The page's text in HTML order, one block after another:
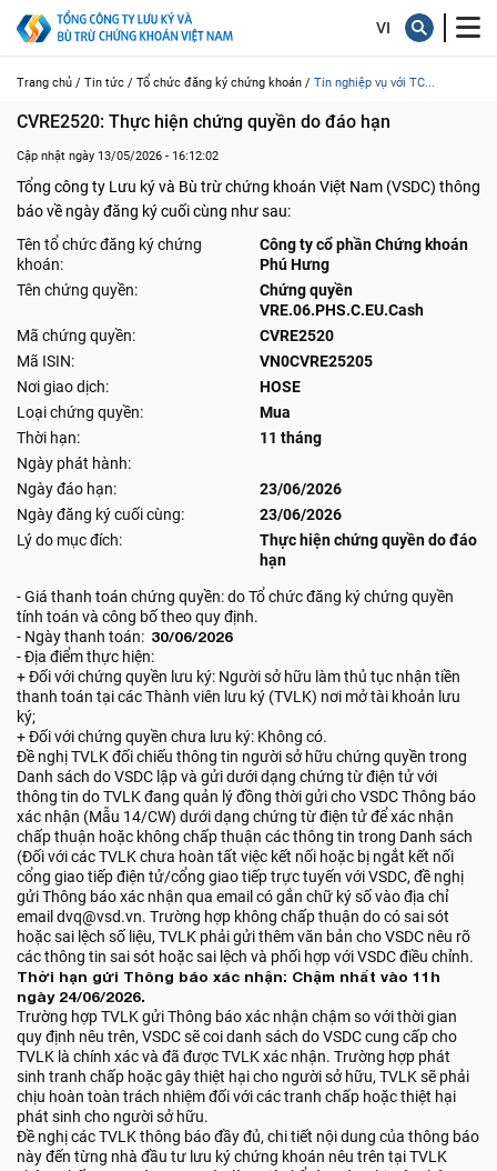
Trang chủ / Tin tức / Tổ chức đăng ký chứng khoán / Tin nghiệp vụ với TC...
CVRE2520: Thực hiện chứng quyền do đáo hạn
Cập nhật ngày 13/05/2026 - 16:12:02
Tổng công ty Lưu ký và Bù trừ chứng khoán Việt Nam (VSDC) thông
báo về ngày đăng ký cuối cùng như sau:
Tên tổ chức đăng ký chứng
khoán:
Công ty cổ phần Chứng khoán
Phú Hưng
Tên chứng quyền:
Chứng quyền
VRE.06.PHS.C.EU.Cash
Mã chứng quyền:
CVRE2520
Mã ISIN:
VN0CVRE25205
Nơi giao dịch:
HOSE
Loại chứng quyền:
Mua
Thời hạn:
11 tháng
Ngày phát hành:
Ngày đáo hạn:
23/06/2026
Ngày đăng ký cuối cùng:
23/06/2026
Lý do mục đích:
Thực hiện chứng quyền do đáo
hạn
- Giá thanh toán chứng quyền: do Tổ chức đăng ký chứng quyền
tính toán và công bố theo quy định.
- Ngày thanh toán: 30/06/2026
- Địa điểm thực hiện:
+ Đối với chứng quyền lưu ký: Người sở hữu làm thủ tục nhận tiền
thanh toán tại các Thành viên lưu ký (TVLK) nơi mở tài khoản lưu
ký;
+ Đối với chứng quyền chưa lưu ký: Không có.
Đề nghị TVLK đối chiếu thông tin người sở hữu chứng quyền trong
Danh sách do VSDC lập và gửi dưới dạng chứng từ điện tử với
thông tin do TVLK đang quản lý đồng thời gửi cho VSDC Thông báo
xác nhận (Mẫu 14/CW) dưới dạng chứng từ điện tử để xác nhận
chấp thuận hoặc không chấp thuận các thông tin trong Danh sách
(Đối với các TVLK chưa hoàn tất việc kết nối hoặc bị ngắt kết nối
cổng giao tiếp điện tử/cổng giao tiếp trực tuyến với VSDC, đề nghị
gửi Thông báo xác nhận qua email có gắn chữ ký số vào địa chỉ
email dvq@vsd.vn. Trường hợp không chấp thuận do có sai sót
hoặc sai lệch số liệu, TVLK phải gửi thêm văn bản cho VSDC nêu rõ
các thông tin sai sót hoặc sai lệch và phối hợp với VSDC điều chỉnh.
Thời hạn gửi Thông báo xác nhận: Chậm nhất vào 11h
ngày 24/06/2026.
Trường hợp TVLK gửi Thông báo xác nhận chậm so với thời gian
quy định nêu trên, VSDC sẽ coi danh sách do VSDC cung cấp cho
TVLK là chính xác và đã được TVLK xác nhận. Trường hợp phát
sinh tranh chấp hoặc gây thiệt hại cho người sở hữu, TVLK sẽ phải
chịu hoàn toàn trách nhiệm đối với các tranh chấp hoặc thiệt hại
phát sinh cho người sở hữu.
Đề nghị các TVLK thông báo đầy đủ, chi tiết nội dung của thông báo
này đến từng nhà đầu tư lưu ký chứng khoán nêu trên tại TVLK